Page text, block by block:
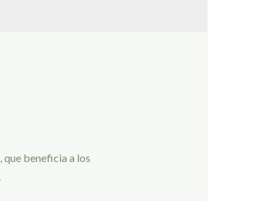
beneficia a los